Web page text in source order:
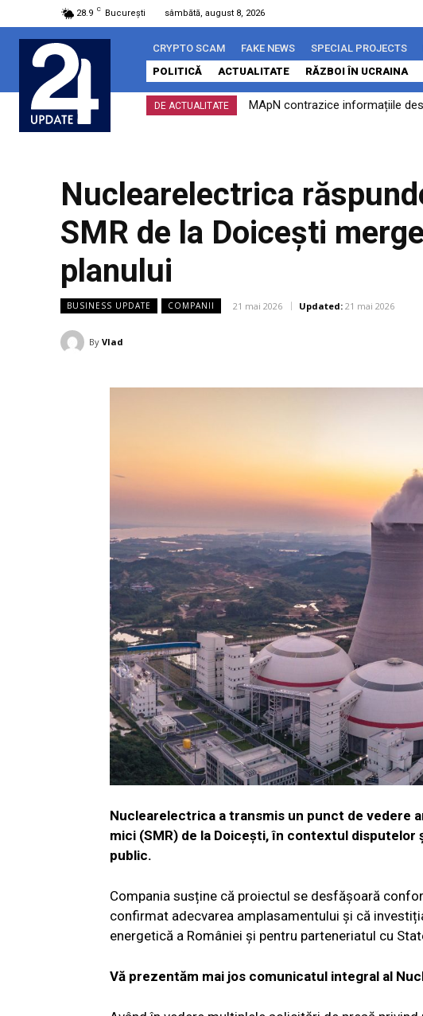
28.9 C București sâmbătă, august 8, 2026
CRYPTO SCAM FAKE NEWS SPECIAL PROJECTS
POLITICĂ
ACTUALITATE RĂZBOI ÎN UCRAINA
DE ACTUALITATE
MApN contrazice informațiile
Zelenski: SUA va furniza
Nuclearelectrica
SMR de la Doicești
planului
BUSINESS UPDATE COMPANII 21 mai 2026 Updated: 21 mai 2026
By Vlad
Nuclearelectrica a transmis un punct de vedere
mici (SMR) de la Doicești, în contextul
public.
Compania susține că proiectul se desfășoară
confirmat adecvarea amplasamentului și că
energetică a României și pentru parteneriatul cu
Vă prezentăm mai jos comunicatul integral al